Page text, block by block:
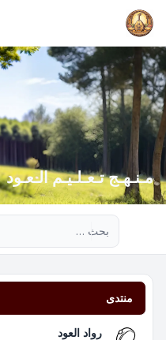
مـنـهـج تـعـلـيـم الـعـود
منتدى
رواد العود